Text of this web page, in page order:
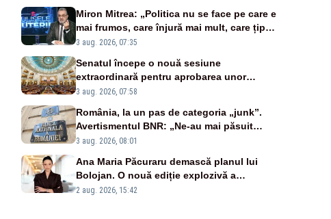
Miron Mitrea: „Politica nu se face pe care e
mai frumos, care înjură mai mult, care țipă
mai tare, ci pe proiecte”
3 aug. 2026, 07:35
Senatul începe o nouă sesiune
extraordinară pentru aprobarea unor
jaloane din PNRR
3 aug. 2026, 07:58
România, la un pas de categoria „junk”.
Avertismentul BNR: „Ne-au mai păsuit
pentru câteva luni”
3 aug. 2026, 08:01
Ana Maria Păcuraru demască planul lui
Bolojan. O nouă ediție explozivă a
emisiunii „Miza Zilei” la Realitatea PLUS
2 aug. 2026, 15:42